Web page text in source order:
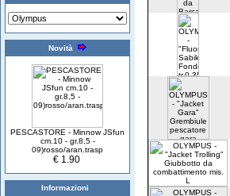
Novità
PESCASTORE - Minnow JSfun
cm.10 - gr.8,5 -
09)rosso/aran.trasp
€ 1.90
Informazioni